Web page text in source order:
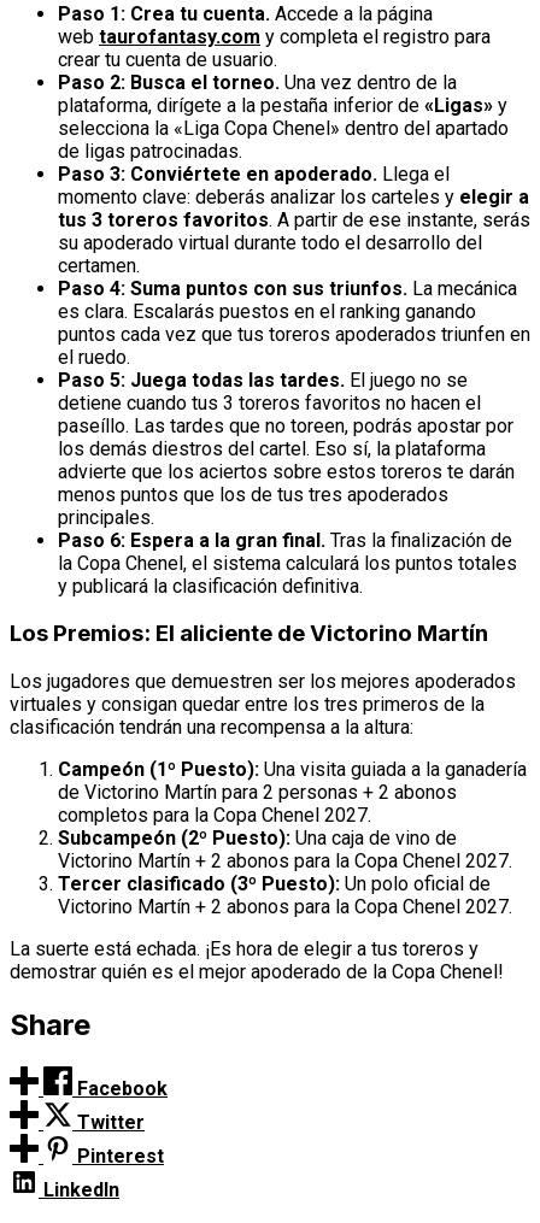
Paso 1: Crea tu cuenta. Accede a la página
web taurofantasy.com y completa el registro para
crear tu cuenta de usuario.
Paso 2: Busca el torneo. Una vez dentro de la
plataforma, dirígete a la pestaña inferior de «Ligas» y
selecciona la «Liga Copa Chenel» dentro del apartado
de ligas patrocinadas.
Paso 3: Conviértete en apoderado. Llega el
momento clave: deberás analizar los carteles y elegir a
tus 3 toreros favoritos. A partir de ese instante, serás
su apoderado virtual durante todo el desarrollo del
certamen.
Paso 4: Suma puntos con sus triunfos. La mecánica
es clara. Escalarás puestos en el ranking ganando
puntos cada vez que tus toreros apoderados triunfen en
el ruedo.
Paso 5: Juega todas las tardes. El juego no se
detiene cuando tus 3 toreros favoritos no hacen el
paseíllo. Las tardes que no toreen, podrás apostar por
los demás diestros del cartel. Eso sí, la plataforma
advierte que los aciertos sobre estos toreros te darán
menos puntos que los de tus tres apoderados
principales.
Paso 6: Espera a la gran final. Tras la finalización de
la Copa Chenel, el sistema calculará los puntos totales
y publicará la clasificación definitiva.
Los Premios: El aliciente de Victorino Martín
Los jugadores que demuestren ser los mejores apoderados
virtuales y consigan quedar entre los tres primeros de la
clasificación tendrán una recompensa a la altura:
Campeón (1º Puesto): Una visita guiada a la ganadería
de Victorino Martín para 2 personas + 2 abonos
completos para la Copa Chenel 2027.
Subcampeón (2º Puesto): Una caja de vino de
Victorino Martín + 2 abonos para la Copa Chenel 2027.
Tercer clasificado (3º Puesto): Un polo oficial de
Victorino Martín + 2 abonos para la Copa Chenel 2027.
La suerte está echada. ¡Es hora de elegir a tus toreros y
demostrar quién es el mejor apoderado de la Copa Chenel!
Share
Facebook
Twitter
Pinterest
LinkedIn